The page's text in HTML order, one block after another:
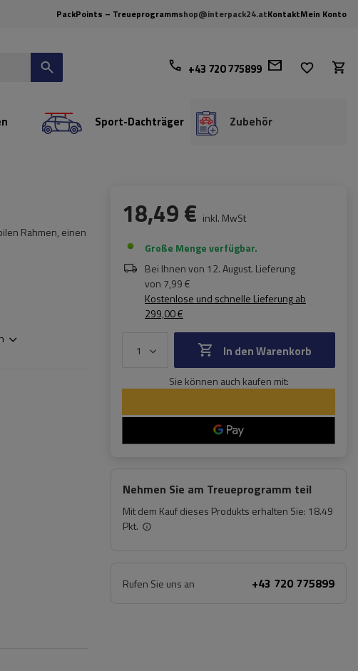
PackPoints – Treueprogrammshop@interpack24.atKontaktMein Konto
+43 720 775899
Sport-Dachträger Zubehör
Rahmen, einen
18,49 € inkl. MwSt
Große Menge verfügbar
Bei Ihnen von 12. August. Lieferung
von 7,99 €
Kostenlose und schnelle Lieferungab
299,00 €
In den Warenkorb
Sie können auch kaufen mit:
Nehmen Sie am Treueprogramm teil
Mit dem Kauf dieses Produkts erhalten Sie: 18.49
Pkt.
Rufen Sie uns an +43 720 775899